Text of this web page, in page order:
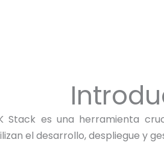
Stack es una herramienta
el desarrollo, despliegue y